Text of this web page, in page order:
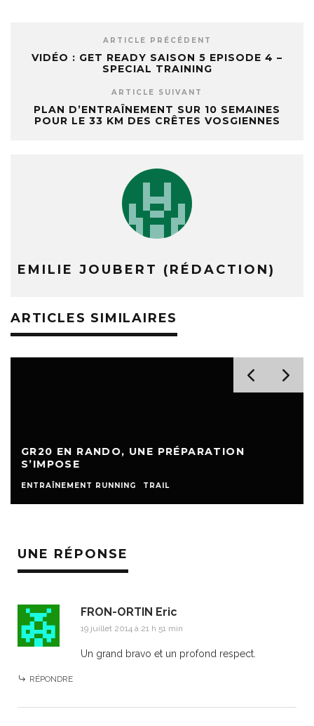
ARTICLE PRÉCÉDENT
VIDÉO : GET READY SAISON 5 EPISODE 4 –
SPECIAL TRAINING
ARTICLE SUIVANT
PLAN D’ENTRAÎNEMENT SUR 10 SEMAINES
POUR LE 33 KM DES CRÊTES VOSGIENNES
EMILIE JOUBERT (RÉDACTION)
ARTICLES SIMILAIRES
GR20 EN RANDO, UNE PRÉPARATION
S’IMPOSE
ENTRAÎNEMENT RUNNING TRAIL
UNE RÉPONSE
FRON-ORTIN Eric
19 juillet 2014 à 21 h 51 min
Un grand bravo et un profond respect.
RÉPONDRE